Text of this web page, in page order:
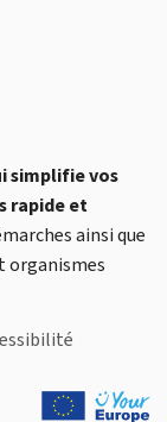
simplifie vos
rapide et
ainsi que
organismes